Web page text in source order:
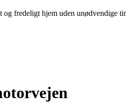
fredeligt hjem uden unødvendige